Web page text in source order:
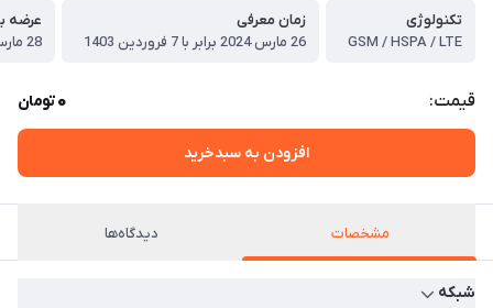
تکنولوژی
GSM / HSPA / LTE
زمان معرفی
26 مارس 2024 برابر با 7 فروردین 1403
عرضه
28 مارس 2024 برابر با 9 فروردین 1403
قیمت: 0تومان
افزودن به سبدخرید
مشخصات دیدگاه‌ها
شبکه